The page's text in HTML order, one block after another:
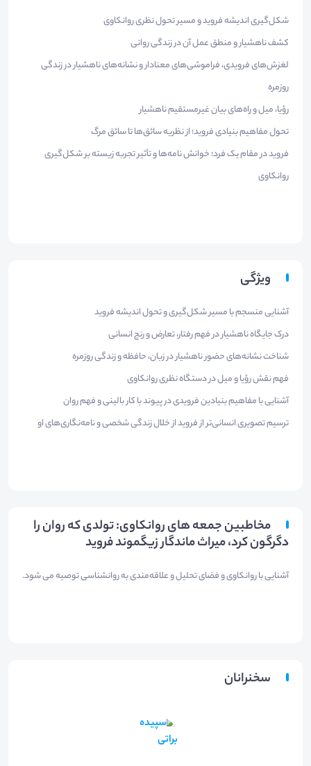
شکل‌گیری اندیشه فروید و مسیر تحول نظری روانکاوی
کشف ناهشیار و منطق عمل آن در زندگی روانی
لغزش‌های فرویدی، فراموشی‌های معنادار و نشانه‌های ناهشیار در زندگی
روزمره
رؤیا، میل و راه‌های بیان غیرمستقیم ناهشیار
تحول مفاهیم بنیادی فروید؛ از نظریه سائق‌ها تا سائق مرگ
فروید در مقام یک فرد؛ خوانش نامه‌ها و تأثیر تجربه زیسته بر شکل‌گیری
روانکاوی
ویژگی
آشنایی منسجم با مسیر شکل‌گیری و تحول اندیشه فروید
درک جایگاه ناهشیار در فهم رفتار، تعارض و رنج انسانی
شناخت نشانه‌های حضور ناهشیار در زبان، حافظه و زندگی روزمره
فهم نقش رؤیا و میل در دستگاه نظری روانکاوی
آشنایی با مفاهیم بنیادین فرویدی در پیوند با کار بالینی و فهم روان
ترسیم تصویری انسانی‌تر از فروید از خلال زندگی شخصی و نامه‌نگاری‌های او
مخاطبین جمعه های روانکاوی: تولدی که روان را
دگرگون کرد، میراث ماندگار زیگموند فروید
آشنایی با روانکاوی و فضای تحلیل و علاقه‌مندی به روانشناسی توصیه می شود.
سخنرانان